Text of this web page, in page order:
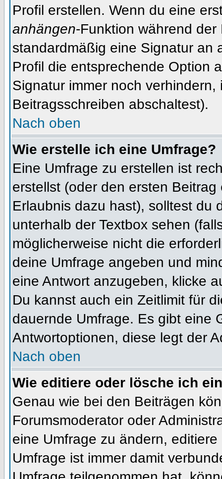
Profil erstellen. Wenn du eine
anhängen-Funktion während
standardmäßig eine Signatur an
Profil die entsprechende Option
Signatur immer noch
Beitragsschreiben abschaltest).
Nach oben
Wie erstelle ich eine Umfrage?
Eine Umfrage zu erstellen ist
erstellst (oder den ersten
Erlaubnis dazu hast), solltest du
unterhalb der Textbox sehen
möglicherweise nicht die
deine Umfrage angeben und
eine Antwort anzugeben, klicke
Du kannst auch ein Zeitlimit für
dauernde Umfrage. Es gibt eine
Antwortoptionen, diese legt der
Nach oben
Wie editiere oder lösche ich
Genau wie bei den Beiträgen
Forumsmoderator oder
eine Umfrage zu ändern,
Umfrage ist immer damit